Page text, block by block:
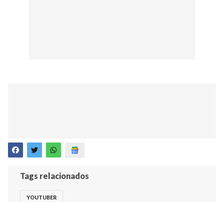
Tags relacionados
YOUTUBER